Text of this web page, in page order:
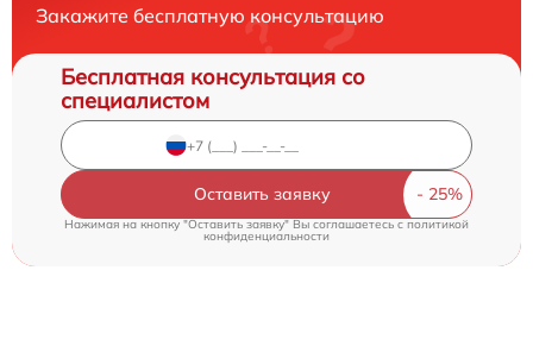
Закажите бесплатную консультацию
Бесплатная консультация со
специалистом
Оставить заявку
Нажимая на кнопку "Оставить заявку" Вы соглашаетесь c политикой
конфиденциальности